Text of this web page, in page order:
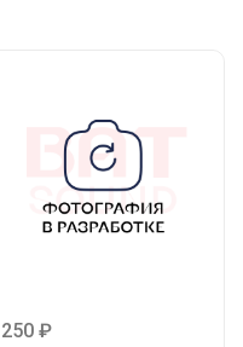
250 ₽